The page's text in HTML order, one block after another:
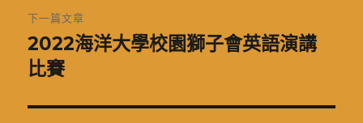
章:
下一篇文章
下
一
文
2022海洋大學校園獅子會英語演講
比賽